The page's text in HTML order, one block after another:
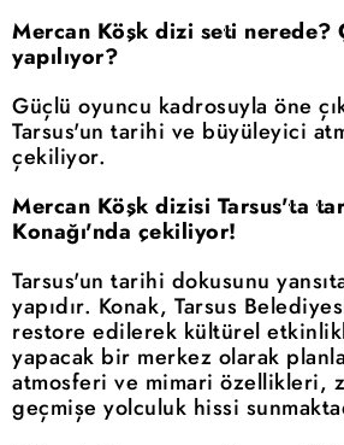
Mercan Köşk dizi seti nerede?
yapılıyor?
Güçlü oyuncu kadrosuyla öne
Tarsus'un tarihi ve büyüleyici
çekiliyor.
Mercan Köşk dizisi Tarsus'ta
Konağı'nda çekiliyor!
Tarsus'un tarihi dokusunu
yapıdır. Konak, Tarsus
restore edilerek kültürel
yapacak bir merkez olarak
atmosferi ve mimari özellikleri,
geçmişe yolculuk hissi